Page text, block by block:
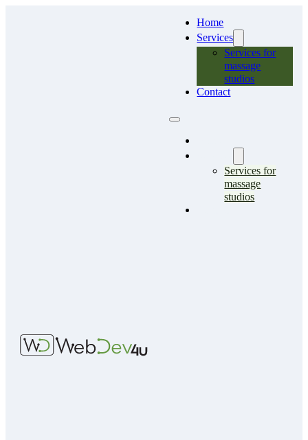
Home
Services
Services for
massage
studios
Contact
Services for
massage
studios